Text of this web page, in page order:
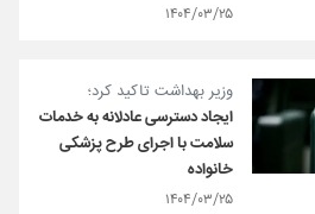
۱۴۰۴/۰۳/۲۵
وزیر بهداشت تاکید کرد؛
ایجاد دسترسی عادلانه به خدمات
سلامت با اجرای طرح پزشکی
خانواده
۱۴۰۴/۰۳/۲۵